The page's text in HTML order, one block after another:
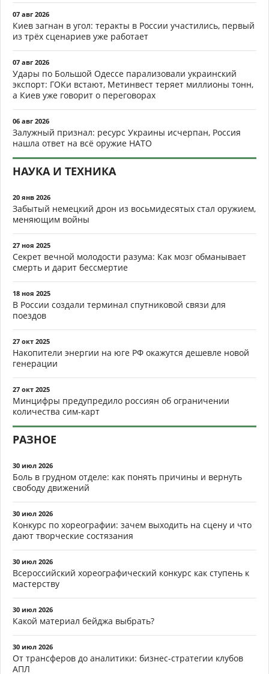
07 авг 2026
Киев загнан в угол: теракты в России участились, первый
из трёх сценариев уже работает
07 авг 2026
Удары по Большой Одессе парализовали украинский
экспорт: ГОКи встают, Метинвест теряет миллионы тонн,
а Киев уже говорит о переговорах
06 авг 2026
Залужный признал: ресурс Украины исчерпан, Россия
нашла ответ на всё оружие НАТО
НАУКА И ТЕХНИКА
20 янв 2026
Забытый немецкий дрон из восьмидесятых стал оружием,
меняющим войны
27 ноя 2025
Секрет вечной молодости разума: Как мозг обманывает
смерть и дарит бессмертие
18 ноя 2025
В России создали терминал спутниковой связи для
поездов
27 окт 2025
Накопители энергии на юге РФ окажутся дешевле новой
генерации
27 окт 2025
Минцифры предупредило россиян об ограничении
количества сим-карт
РАЗНОЕ
30 июл 2026
Боль в грудном отделе: как понять причины и вернуть
свободу движений
30 июл 2026
Конкурс по хореографии: зачем выходить на сцену и что
дают творческие состязания
30 июл 2026
Всероссийский хореографический конкурс как ступень к
мастерству
30 июл 2026
Какой материал бейджа выбрать?
30 июл 2026
От трансферов до аналитики: бизнес-стратегии клубов
АПЛ